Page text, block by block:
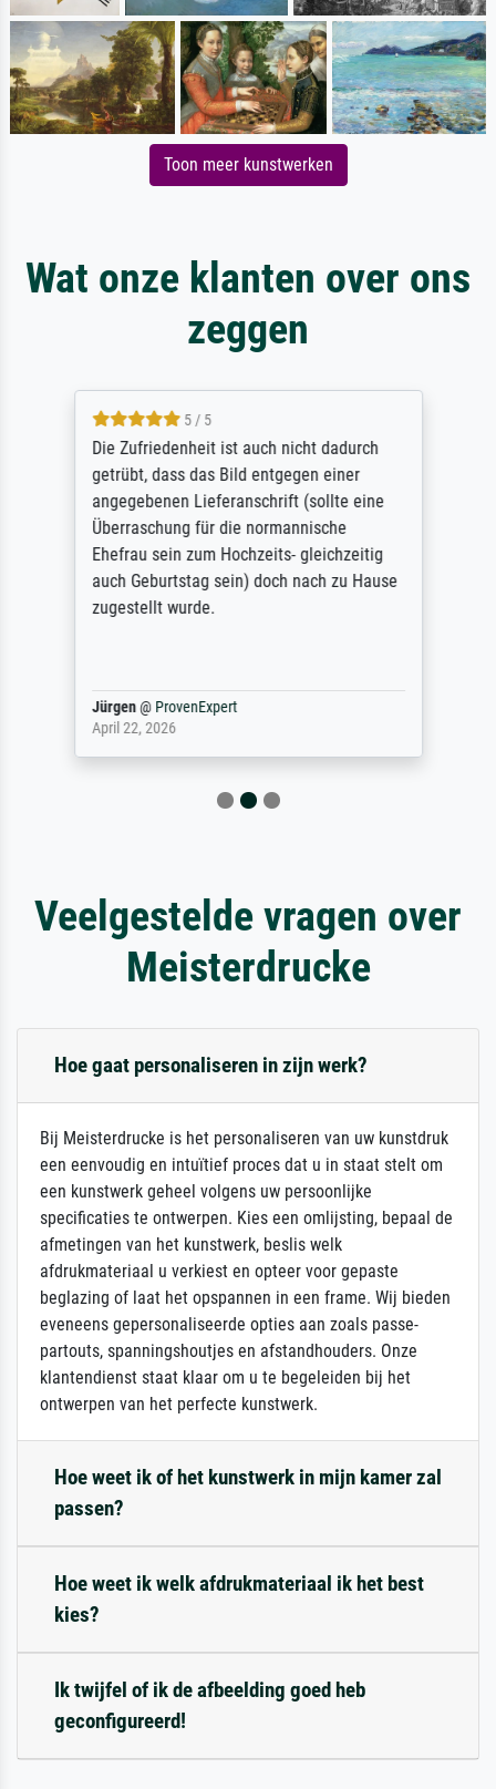
Toon meer kunstwerken
Wat onze klanten over ons
zeggen
5 / 5
Die Zufriedenheit ist auch nicht dadurch
getrübt, dass das Bild entgegen einer
angegebenen Lieferanschrift (sollte eine
Überraschung für die normannische
Ehefrau sein zum Hochzeits- gleichzeitig
auch Geburtstag sein) doch nach zu Hause
zugestellt wurde.
Jürgen@ ProvenExpert
April 22, 2026
Veelgestelde vragen over
Meisterdrucke
Hoe gaat personaliseren in zijn werk?
Bij Meisterdrucke is het personaliseren van uw kunstdruk
een eenvoudig en intuïtief proces dat u in staat stelt om
een kunstwerk geheel volgens uw persoonlijke
specificaties te ontwerpen. Kies een omlijsting, bepaal de
afmetingen van het kunstwerk, beslis welk
afdrukmateriaal u verkiest en opteer voor gepaste
beglazing of laat het opspannen in een frame. Wij bieden
eveneens gepersonaliseerde opties aan zoals passe-
partouts, spanningshoutjes en afstandhouders. Onze
klantendienst staat klaar om u te begeleiden bij het
ontwerpen van het perfecte kunstwerk.
Hoe weet ik of het kunstwerk in mijn kamer zal
passen?
Hoe weet ik welk afdrukmateriaal ik het best
kies?
Ik twijfel of ik de afbeelding goed heb
geconfigureerd!